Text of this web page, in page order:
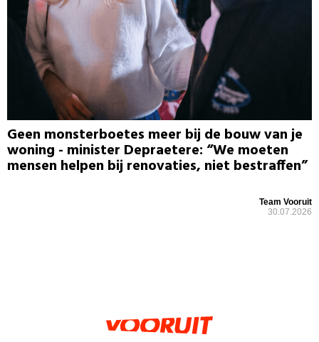
Geen monsterboetes meer bij de bouw van je
woning - minister Depraetere: “We moeten
mensen helpen bij renovaties, niet bestraffen”
Team Vooruit
30.07.2026